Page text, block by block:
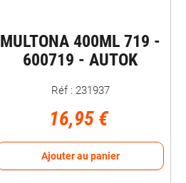
MULTONA 400ML 719 -
600719 - AUTOK
Réf : 231937
16,95 €
Ajouter au panier